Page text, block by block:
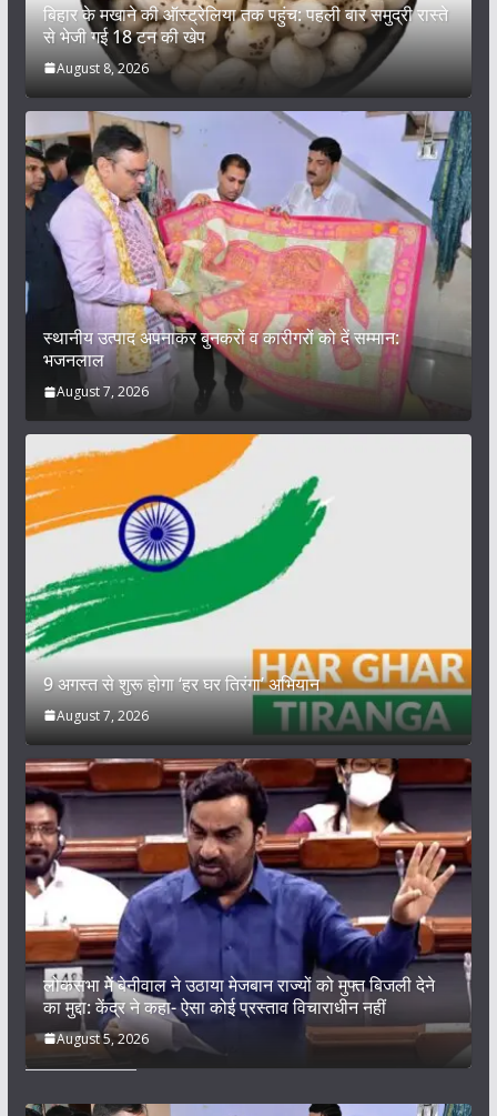
बिहार के मखाने की ऑस्ट्रेलिया तक पहुंच: पहली बार समुद्री रास्ते
से भेजी गई 18 टन की खेप
August 8, 2026
स्थानीय उत्पाद अपनाकर बुनकरों व कारीगरों को दें सम्मान:
भजनलाल
August 7, 2026
9 अगस्त से शुरू होगा ‘हर घर तिरंगा’ अभियान
August 7, 2026
लोकसभा में बेनीवाल ने उठाया मेजबान राज्यों को मुफ्त बिजली देने
का मुद्दा: केंद्र ने कहा- ऐसा कोई प्रस्ताव विचाराधीन नहीं
August 5, 2026